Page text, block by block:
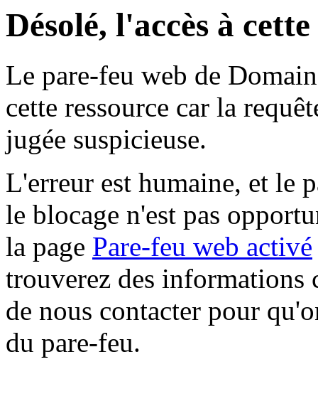
Désolé, l'accès à
Le pare-feu web de
cette ressource car la
jugée suspicieuse.
L'erreur est humaine, et le
le blocage n'est pas
la page Pare-feu web activé
trouverez des informations
de nous contacter pour
du pare-feu.